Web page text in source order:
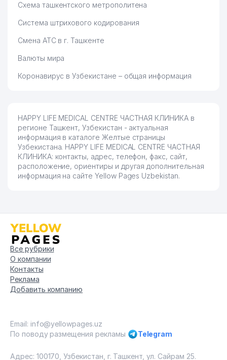
Схема ташкентского метрополитена
Система штрихового кодирования
Смена АТС в г. Ташкенте
Валюты мира
Коронавирус в Узбекистане – общая информация
HAPPY LIFE MEDICAL CENTRE ЧАСТНАЯ КЛИНИКА в
регионе Ташкент, Узбекистан - актуальная
информация в каталоге Желтые страницы
Узбекистана. HAPPY LIFE MEDICAL CENTRE ЧАСТНАЯ
КЛИНИКА: контакты, адрес, телефон, факс, сайт,
расположение, ориентиры и другая дополнительная
информация на сайте Yellow Pages Uzbekistan.
Все рубрики
О компании
Контакты
Реклама
Добавить компанию
Email: info@yellowpages.uz
По поводу размещения рекламы
Telegram
Адрес: 100170, Узбекистан, г. Ташкент, ул. Сайрам 25.